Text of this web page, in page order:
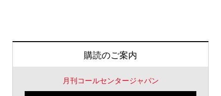
購読のご案内
月刊コールセンタージャパン